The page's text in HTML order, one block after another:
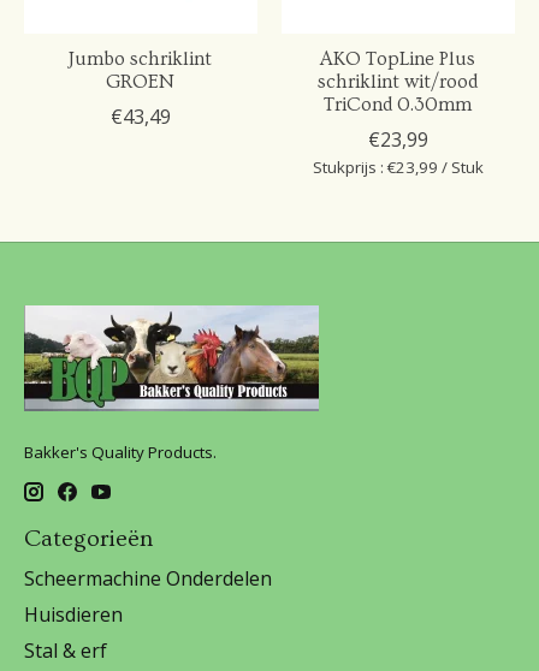
Jumbo schriklint
GROEN
€43,49
AKO TopLine Plus
schriklint wit/rood
TriCond 0.30mm
€23,99
Stukprijs : €23,99 / Stuk
Bakker's Quality Products.
Categorieën
Scheermachine Onderdelen
Huisdieren
Stal & erf